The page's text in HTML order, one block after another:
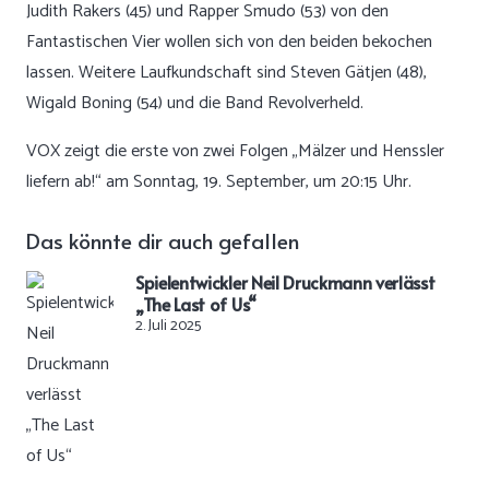
Judith Rakers (45) und Rapper Smudo (53) von den
Fantastischen Vier wollen sich von den beiden bekochen
lassen. Weitere Laufkundschaft sind Steven Gätjen (48),
Wigald Boning (54) und die Band Revolverheld.
VOX zeigt die erste von zwei Folgen „Mälzer und Henssler
liefern ab!“ am Sonntag, 19. September, um 20:15 Uhr.
Das könnte dir auch gefallen
Spielentwickler Neil Druckmann verlässt
„The Last of Us“
2. Juli 2025